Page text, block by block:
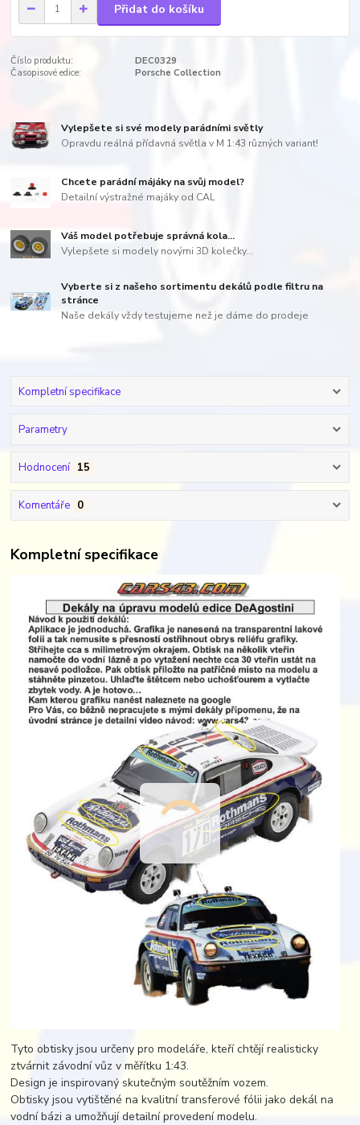
Přidat do košíku
Číslo produktu:
DEC0329
Časopisové edice:
Porsche Collection
Vylepšete si své modely parádními světly
Opravdu reálná přídavná světla v M 1:43 různých variant!
Chcete parádní májáky na svůj model?
Detailní výstražné majáky od CAL
Váš model potřebuje správná kola...
Vylepšete si modely novými 3D kolečky...
Vyberte si z našeho sortimentu dekálů podle filtru na
stránce
Naše dekály vždy testujeme než je dáme do prodeje
Kompletní specifikace
Parametry
Hodnocení 15
Komentáře 0
Kompletní specifikace
Tyto obtisky jsou určeny pro modeláře, kteří chtějí realisticky
ztvárnit závodní vůz v měřítku 1:43.
Design je inspirovaný skutečným soutěžním vozem.
Obtisky jsou vytištěné na kvalitní transferové fólii jako dekál na
vodní bázi a umožňují detailní provedení modelu.